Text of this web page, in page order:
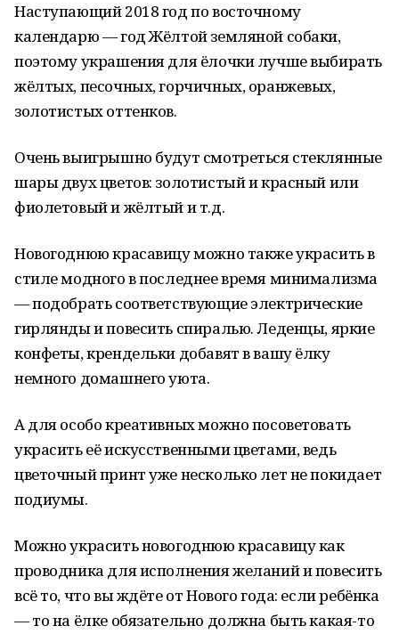
Наступающий 2018 год по восточному
календарю — год Жёлтой земляной собаки,
поэтому украшения для ёлочки лучше выбирать
жёлтых, песочных, горчичных, оранжевых,
золотистых оттенков.
Очень выигрышно будут смотреться стеклянные
шары двух цветов: золотистый и красный или
фиолетовый и жёлтый и т.д.
Новогоднюю красавицу можно также украсить в
стиле модного в последнее время минимализма
— подобрать соответствующие электрические
гирлянды и повесить спиралью. Леденцы, яркие
конфеты, крендельки добавят в вашу ёлку
немного домашнего уюта.
А для особо креативных можно посоветовать
украсить её искусственными цветами, ведь
цветочный принт уже несколько лет не покидает
подиумы.
Можно украсить новогоднюю красавицу как
проводника для исполнения желаний и повесить
всё то, что вы ждёте от Нового года: если ребёнка
— то на ёлке обязательно должна быть какая-то